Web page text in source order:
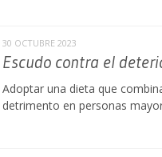
30 OCTUBRE 2023
Escudo contra el
Adoptar una dieta que
detrimento en personas